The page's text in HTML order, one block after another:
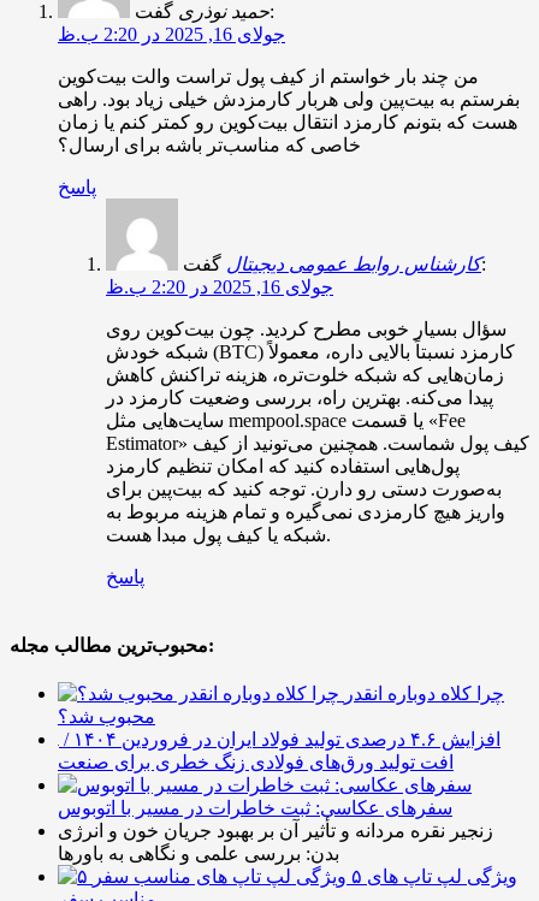
حمید نوذریگفت:
جولای 16, 2025 در 2:20 ب.ظ
من چند بار خواستم از کیف پول تراست والت بیت‌کوین
بفرستم به بیت‌پین ولی هربار کارمزدش خیلی زیاد بود. راهی
هست که بتونم کارمزد انتقال بیت‌کوین رو کمتر کنم یا زمان
خاصی که مناسب‌تر باشه برای ارسال؟
پاسخ
کارشناس روابط عمومی دیجیتالگفت:
جولای 16, 2025 در 2:20 ب.ظ
سؤال بسیار خوبی مطرح کردید. چون بیت‌کوین روی
شبکه خودش (BTC) کارمزد نسبتاً بالایی داره، معمولاً
زمان‌هایی که شبکه خلوت‌تره، هزینه تراکنش کاهش
پیدا می‌کنه. بهترین راه، بررسی وضعیت کارمزد در
سایت‌هایی مثل mempool.space یا قسمت «Fee
Estimator» کیف پول شماست. همچنین می‌تونید از کیف
پول‌هایی استفاده کنید که امکان تنظیم کارمزد
به‌صورت دستی رو دارن. توجه کنید که بیت‌پین برای
واریز هیچ کارمزدی نمی‌گیره و تمام هزینه مربوط به
شبکه یا کیف پول مبدا هست.
پاسخ
محبوب‌ترین مطالب مجله:
چرا کلاه دوباره انقدر
محبوب شد؟
افزایش ۴.۶ درصدی تولید فولاد ایران در فروردین ۱۴۰۴ /
افت تولید ورق‌های فولادی زنگ خطری برای صنعت
سفرهای عکاسی: ثبت خاطرات در مسیر با اتوبوس
زنجیر نقره مردانه و تأثیر آن بر بهبود جریان خون و انرژی
بدن: بررسی علمی و نگاهی به باورها
۵ ویژگی لپ تاپ های